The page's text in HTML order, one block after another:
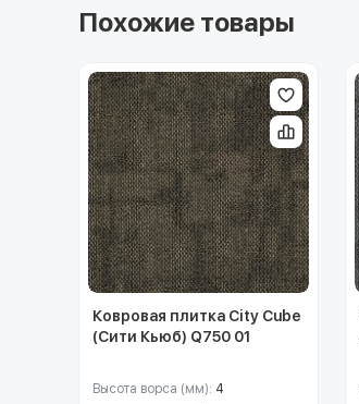
Похожие товары
Ковровая плитка City Cube
(Сити Кьюб) Q750 01
Высота ворса (мм): 4